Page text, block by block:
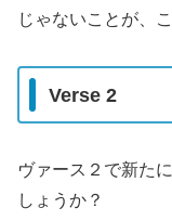
じゃないことが、
Verse 2
ヴァース２で新た
しょうか？